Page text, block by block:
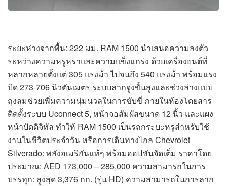
ระยะห่างจากพื้น: 222 มม. RAM 1500 นำเสนอความลงตัว
ระหว่างความหรูหราและความแข็งแกร่ง ด้วยเครื่องยนต์ที่
หลากหลายตั้งแต่ 305 แรงม้า ไปจนถึง 540 แรงม้า พร้อมแรง
บิด 273-706 นิวตันเมตร ระบบลากจูงขั้นสูงและช่วงล่างแบบ
ถุงลมช่วยเพิ่มความนุ่มนวลในการขับขี่ ภายในห้องโดยสาร
ติดตั้งระบบ Uconnect 5, หน้าจอสัมผัสขนาด 12 นิ้ว และแผง
หน้าปัดดิจิทัล ทำให้ RAM 1500 เป็นรถกระบะหรูสำหรับใช้
งานในชีวิตประจำวัน หรือการเดินทางไกล Chevrolet
Silverado: พลังอเมริกันแท้ๆ พร้อมออปชันจัดเต็ม ราคาโดย
ประมาณ: AED 173,000 – 285,000 ความสามารถในการ
บรรทุก: สูงสุด 3,376 กก. (รุ่น HD) ความสามารถในการลาก